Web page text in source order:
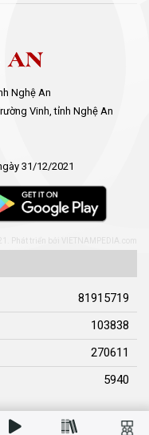
Nghệ An
Vinh, tỉnh Nghệ An
31/12/2021
Phát triển bởi
81915719
103838
270611
5940